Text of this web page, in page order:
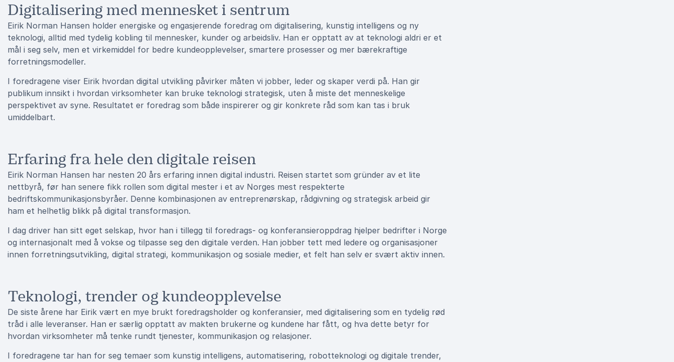
Digitalisering med mennesket i sentrum
Eirik Norman Hansen holder energiske og engasjerende foredrag om digitalisering, kunstig intelligens og ny
teknologi, alltid med tydelig kobling til mennesker, kunder og arbeidsliv. Han er opptatt av at teknologi aldri er et
mål i seg selv, men et virkemiddel for bedre kundeopplevelser, smartere prosesser og mer bærekraftige
forretningsmodeller.
I foredragene viser Eirik hvordan digital utvikling påvirker måten vi jobber, leder og skaper verdi på. Han gir
publikum innsikt i hvordan virksomheter kan bruke teknologi strategisk, uten å miste det menneskelige
perspektivet av syne. Resultatet er foredrag som både inspirerer og gir konkrete råd som kan tas i bruk
umiddelbart.
Erfaring fra hele den digitale reisen
Eirik Norman Hansen har nesten 20 års erfaring innen digital industri. Reisen startet som gründer av et lite
nettbyrå, før han senere fikk rollen som digital mester i et av Norges mest respekterte
bedriftskommunikasjonsbyråer. Denne kombinasjonen av entreprenørskap, rådgivning og strategisk arbeid gir
ham et helhetlig blikk på digital transformasjon.
I dag driver han sitt eget selskap, hvor han i tillegg til foredrags- og konferansieroppdrag hjelper bedrifter i Norge
og internasjonalt med å vokse og tilpasse seg den digitale verden. Han jobber tett med ledere og organisasjoner
innen forretningsutvikling, digital strategi, kommunikasjon og sosiale medier, et felt han selv er svært aktiv innen.
Teknologi, trender og kundeopplevelse
De siste årene har Eirik vært en mye brukt foredragsholder og konferansier, med digitalisering som en tydelig rød
tråd i alle leveranser. Han er særlig opptatt av makten brukerne og kundene har fått, og hva dette betyr for
hvordan virksomheter må tenke rundt tjenester, kommunikasjon og relasjoner.
I foredragene tar han for seg temaer som kunstig intelligens, automatisering, robotteknologi og digitale trender,